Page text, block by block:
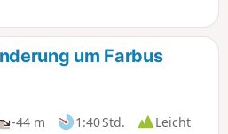
zunächst zwischen Agny und
sah man zu Beginn der
Waldes „Le Marché à Dieu“)
der Rocade Sud habe ich
um Farbus
-44 m 1:40 Std.
Leicht